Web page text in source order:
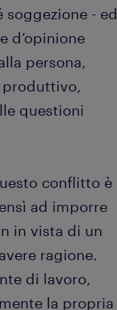
- ed
d’opinione
persona,
produttivo,
questioni
conflitto è
ad imporre
in vista di un
ragione.
di lavoro,
la propria